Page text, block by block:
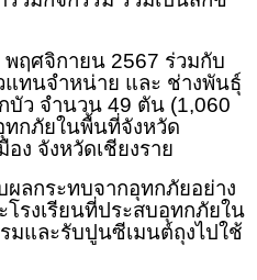
ฤศจิกายน 2567 ร่วมกับ
แทนจำหน่าย และ ช่างพันธุ์
บัว จำนวน 49 ตัน (1,060
ทกภัยในพื้นที่จังหวัด
อง จังหวัดเชียงราย
ลกระทบจากอุทกภัยอย่าง
รงเรียนที่ประสบอุทกภัยใน
มและรับปูนซีเมนต์ถุงไปใช้